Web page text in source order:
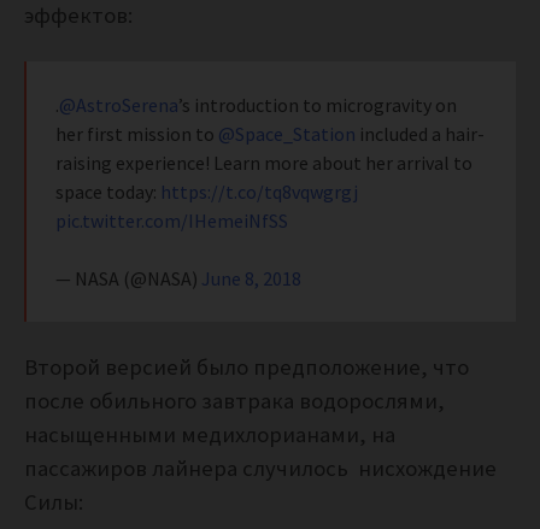
эффектов:
.@AstroSerena’s introduction to microgravity on
her first mission to @Space_Station included a hair-
raising experience! Learn more about her arrival to
space today: https://t.co/tq8vqwgrgj
pic.twitter.com/IHemeiNfSS
— NASA (@NASA) June 8, 2018
Второй версией было предположение, что
после обильного завтрака водорослями,
насыщенными медихлорианами, на
пассажиров лайнера случилось нисхождение
Силы: